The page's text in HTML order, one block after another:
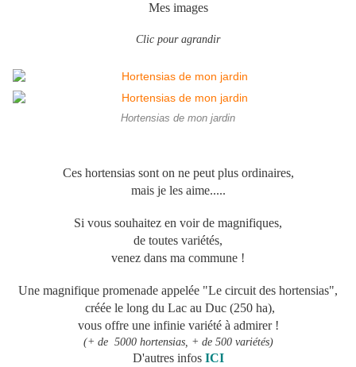
Mes images
Clic pour agrandir
Hortensias de mon jardin
Ces hortensias sont on ne peut plus ordinaires,
mais je les aime.....
Si vous souhaitez en voir de magnifiques,
de toutes variétés,
venez dans ma commune !
Une magnifique promenade appelée "Le circuit des hortensias",
créée le long du Lac au Duc (250 ha),
vous offre une infinie variété à admirer !
(+ de 5000 hortensias, + de 500 variétés)
D'autres infos ICI